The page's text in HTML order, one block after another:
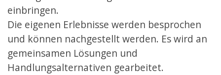
einbringen.
Die eigenen Erlebnisse werden besprochen
und können nachgestellt werden. Es wird an
gemeinsamen Lösungen und
Handlungsalternativen gearbeitet.